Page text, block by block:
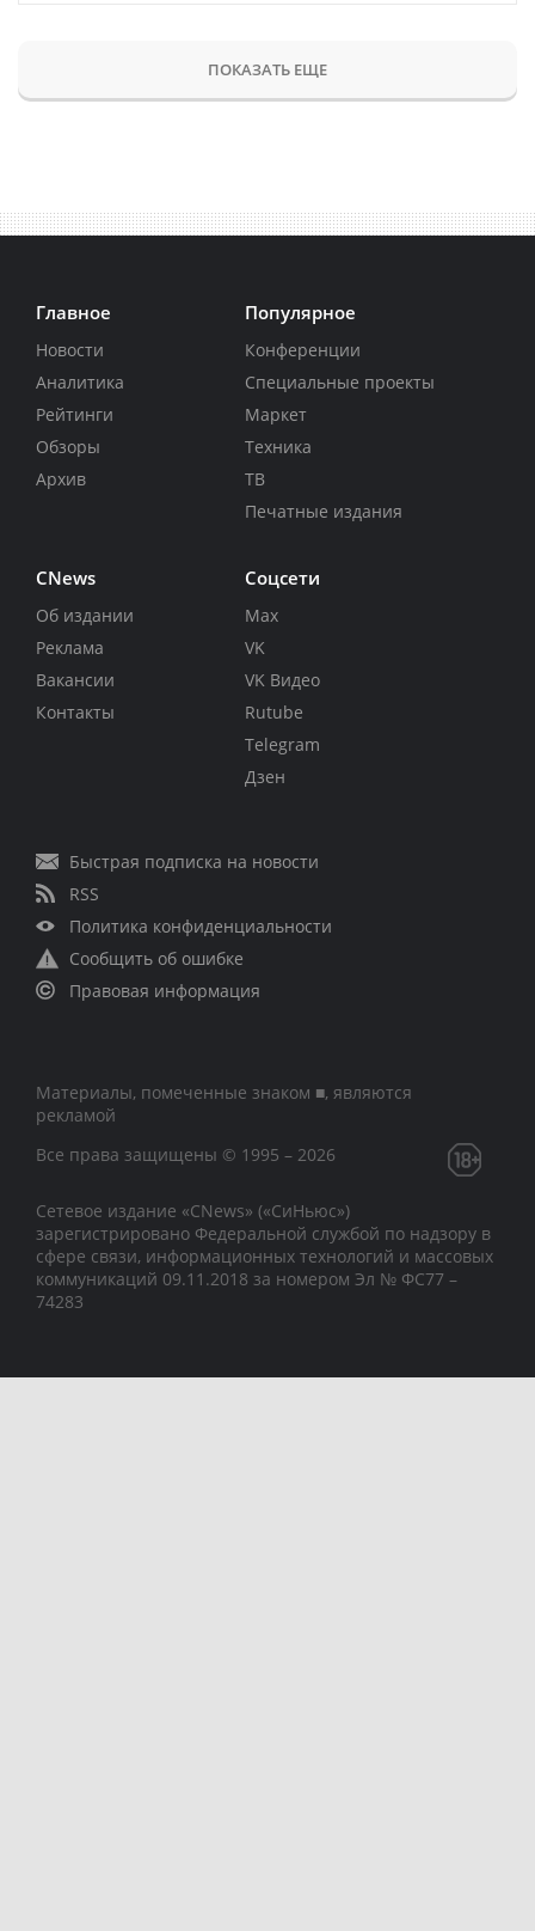
ПОКАЗАТЬ ЕЩЕ
Главное
Новости
Аналитика
Рейтинги
Обзоры
Архив
Популярное
Конференции
Специальные проекты
Маркет
Техника
ТВ
Печатные издания
CNews
Об издании
Реклама
Вакансии
Контакты
Соцсети
Max
VK
VK Видео
Rutube
Telegram
Дзен
Быстрая подписка на новости
RSS
Политика конфиденциальности
Сообщить об ошибке
Правовая информация
Материалы, помеченные знаком ■, являются
рекламой
Все права защищены © 1995 – 2026
Сетевое издание «CNews» («СиНьюс»)
зарегистрировано Федеральной службой по надзору в
сфере связи, информационных технологий и массовых
коммуникаций 09.11.2018 за номером Эл № ФС77 –
74283